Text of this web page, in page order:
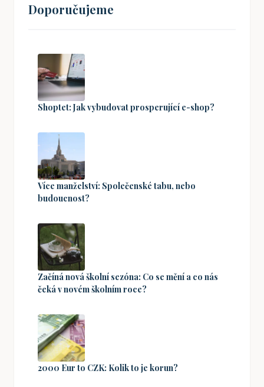
Doporučujeme
Shoptet: Jak vybudovat prosperující e-shop?
Více manželství: Společenské tabu, nebo
budoucnost?
Začíná nová školní sezóna: Co se mění a co nás
čeká v novém školním roce?
2000 Eur to CZK: Kolik to je korun?